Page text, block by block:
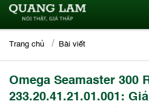
Trang chủ Bài viết
Omega Seamaster 300
233.20.41.21.01.001: